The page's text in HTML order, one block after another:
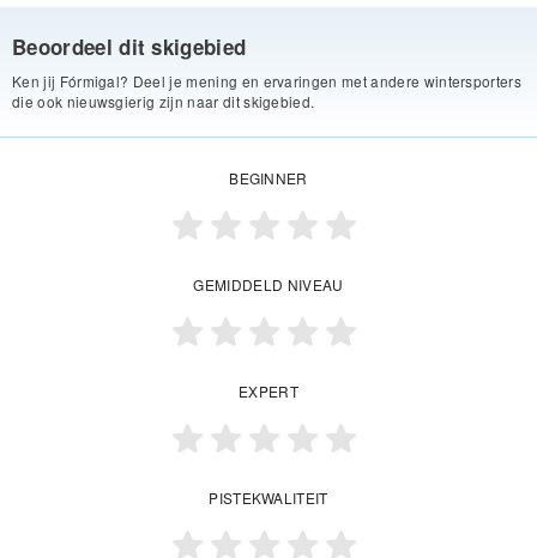
Beoordeel dit skigebied
Ken jij Fórmigal? Deel je mening en ervaringen met andere wintersporters
die ook nieuwsgierig zijn naar dit skigebied.
BEGINNER
GEMIDDELD NIVEAU
EXPERT
PISTEKWALITEIT